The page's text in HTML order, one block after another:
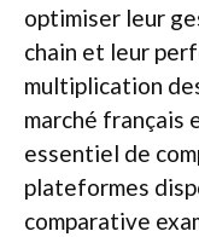
optimiser leur
chain et leur
multiplication
marché
essentiel de
plateformes
comparative